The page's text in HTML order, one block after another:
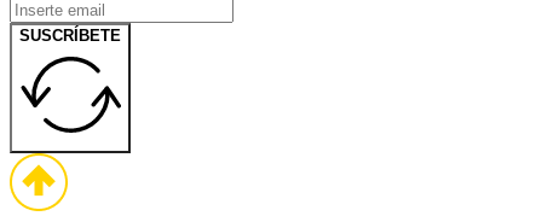
SUSCRÍBETE